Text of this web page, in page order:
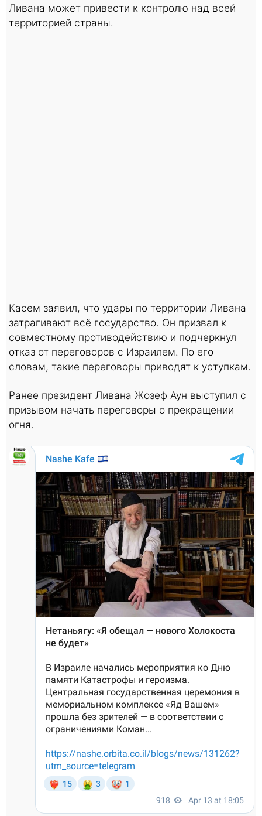
Ливана может привести к контролю над всей
территорией страны.
Касем заявил, что удары по территории Ливана
затрагивают всё государство. Он призвал к
совместному противодействию и подчеркнул
отказ от переговоров с Израилем. По его
словам, такие переговоры приводят к уступкам.
Ранее президент Ливана Жозеф Аун выступил с
призывом начать переговоры о прекращении
огня.